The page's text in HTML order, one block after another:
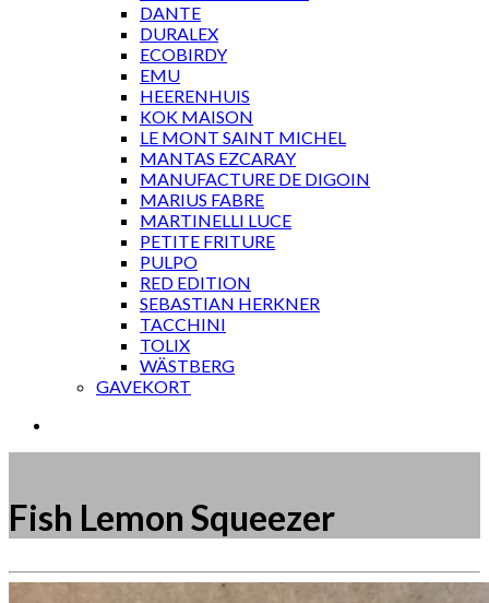
DANTE
DURALEX
ECOBIRDY
EMU
HEERENHUIS
KOK MAISON
LE MONT SAINT MICHEL
MANTAS EZCARAY
MANUFACTURE DE DIGOIN
MARIUS FABRE
MARTINELLI LUCE
PETITE FRITURE
PULPO
RED EDITION
SEBASTIAN HERKNER
TACCHINI
TOLIX
WÄSTBERG
GAVEKORT
Fish Lemon Squeezer
Måske kunne nogle af disse produkter have din